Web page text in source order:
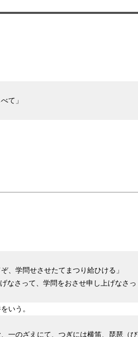
Mute
て」
、学問せさせたてまつり給ひける」
なさって、学問をおさせ申し上げなさっ
いう。
一のざえにて、つぎには横笛、琵琶（び